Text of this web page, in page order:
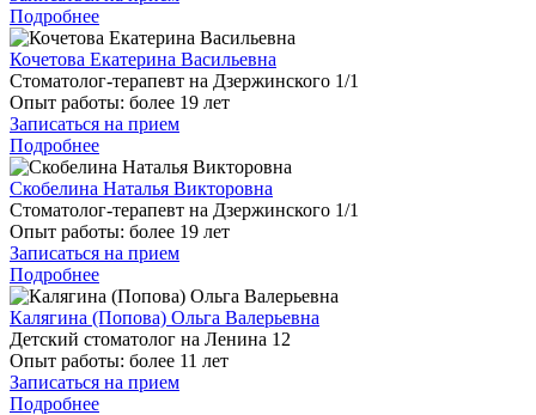
Подробнее
Кочетова Екатерина Васильевна
Стоматолог-терапевт на Дзержинского 1/1
Опыт работы: более 19 лет
Записаться на прием
Подробнее
Скобелина Наталья Викторовна
Стоматолог-терапевт на Дзержинского 1/1
Опыт работы: более 19 лет
Записаться на прием
Подробнее
Калягина (Попова) Ольга Валерьевна
Детский стоматолог на Ленина 12
Опыт работы: более 11 лет
Записаться на прием
Подробнее